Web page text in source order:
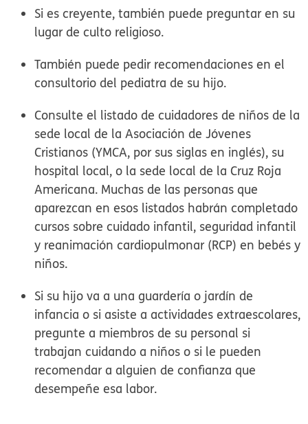
Si es creyente, también puede preguntar en su
lugar de culto religioso.
También puede pedir recomendaciones en el
consultorio del pediatra de su hijo.
Consulte el listado de cuidadores de niños de la
sede local de la Asociación de Jóvenes
Cristianos (YMCA, por sus siglas en inglés), su
hospital local, o la sede local de la Cruz Roja
Americana. Muchas de las personas que
aparezcan en esos listados habrán completado
cursos sobre cuidado infantil, seguridad infantil
y reanimación cardiopulmonar (RCP) en bebés y
niños.
Si su hijo va a una guardería o jardín de
infancia o si asiste a actividades extraescolares,
pregunte a miembros de su personal si
trabajan cuidando a niños o si le pueden
recomendar a alguien de confianza que
desempeñe esa labor.